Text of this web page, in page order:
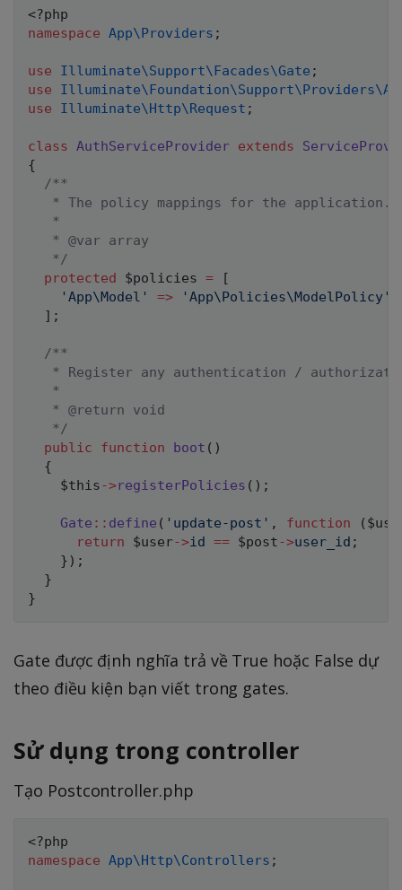
<?php
namespace App\Providers ;
use Illuminate\Support\Facades\Gate ;
use
Illuminate\Foundation\Support\Providers\
use
Illuminate\Http\Request ;
class AuthServiceProvider extends
{
/**
   * The policy mappings for the application.
   *
   * @var array
   */
protected
$policies =
[
'App\Model'
=> 'App\Policies\ModelPolicy'
] ;
/**
* Register any authentication /
   *
   * @return void
   */
public
function boot ( )
{
$this->registerPolicies ( ) ;
Gate :: define ( 'update-post' , function (
return
$user->id == $post->user_id ;
} ) ;
}
}
Gate được định nghĩa trả về True hoặc False dự
theo điều kiện bạn viết trong gates.
Sử dụng trong controller
Tạo Postcontroller.php
<?php
namespace App\Http\Controllers ;